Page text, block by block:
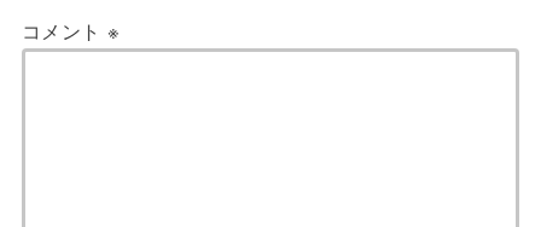
コメント ※